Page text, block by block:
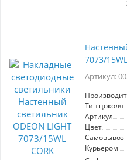
белого
7073/
Артикул:
Тип цоколя
Артикул
Цвет
Самовывоз
Курьером